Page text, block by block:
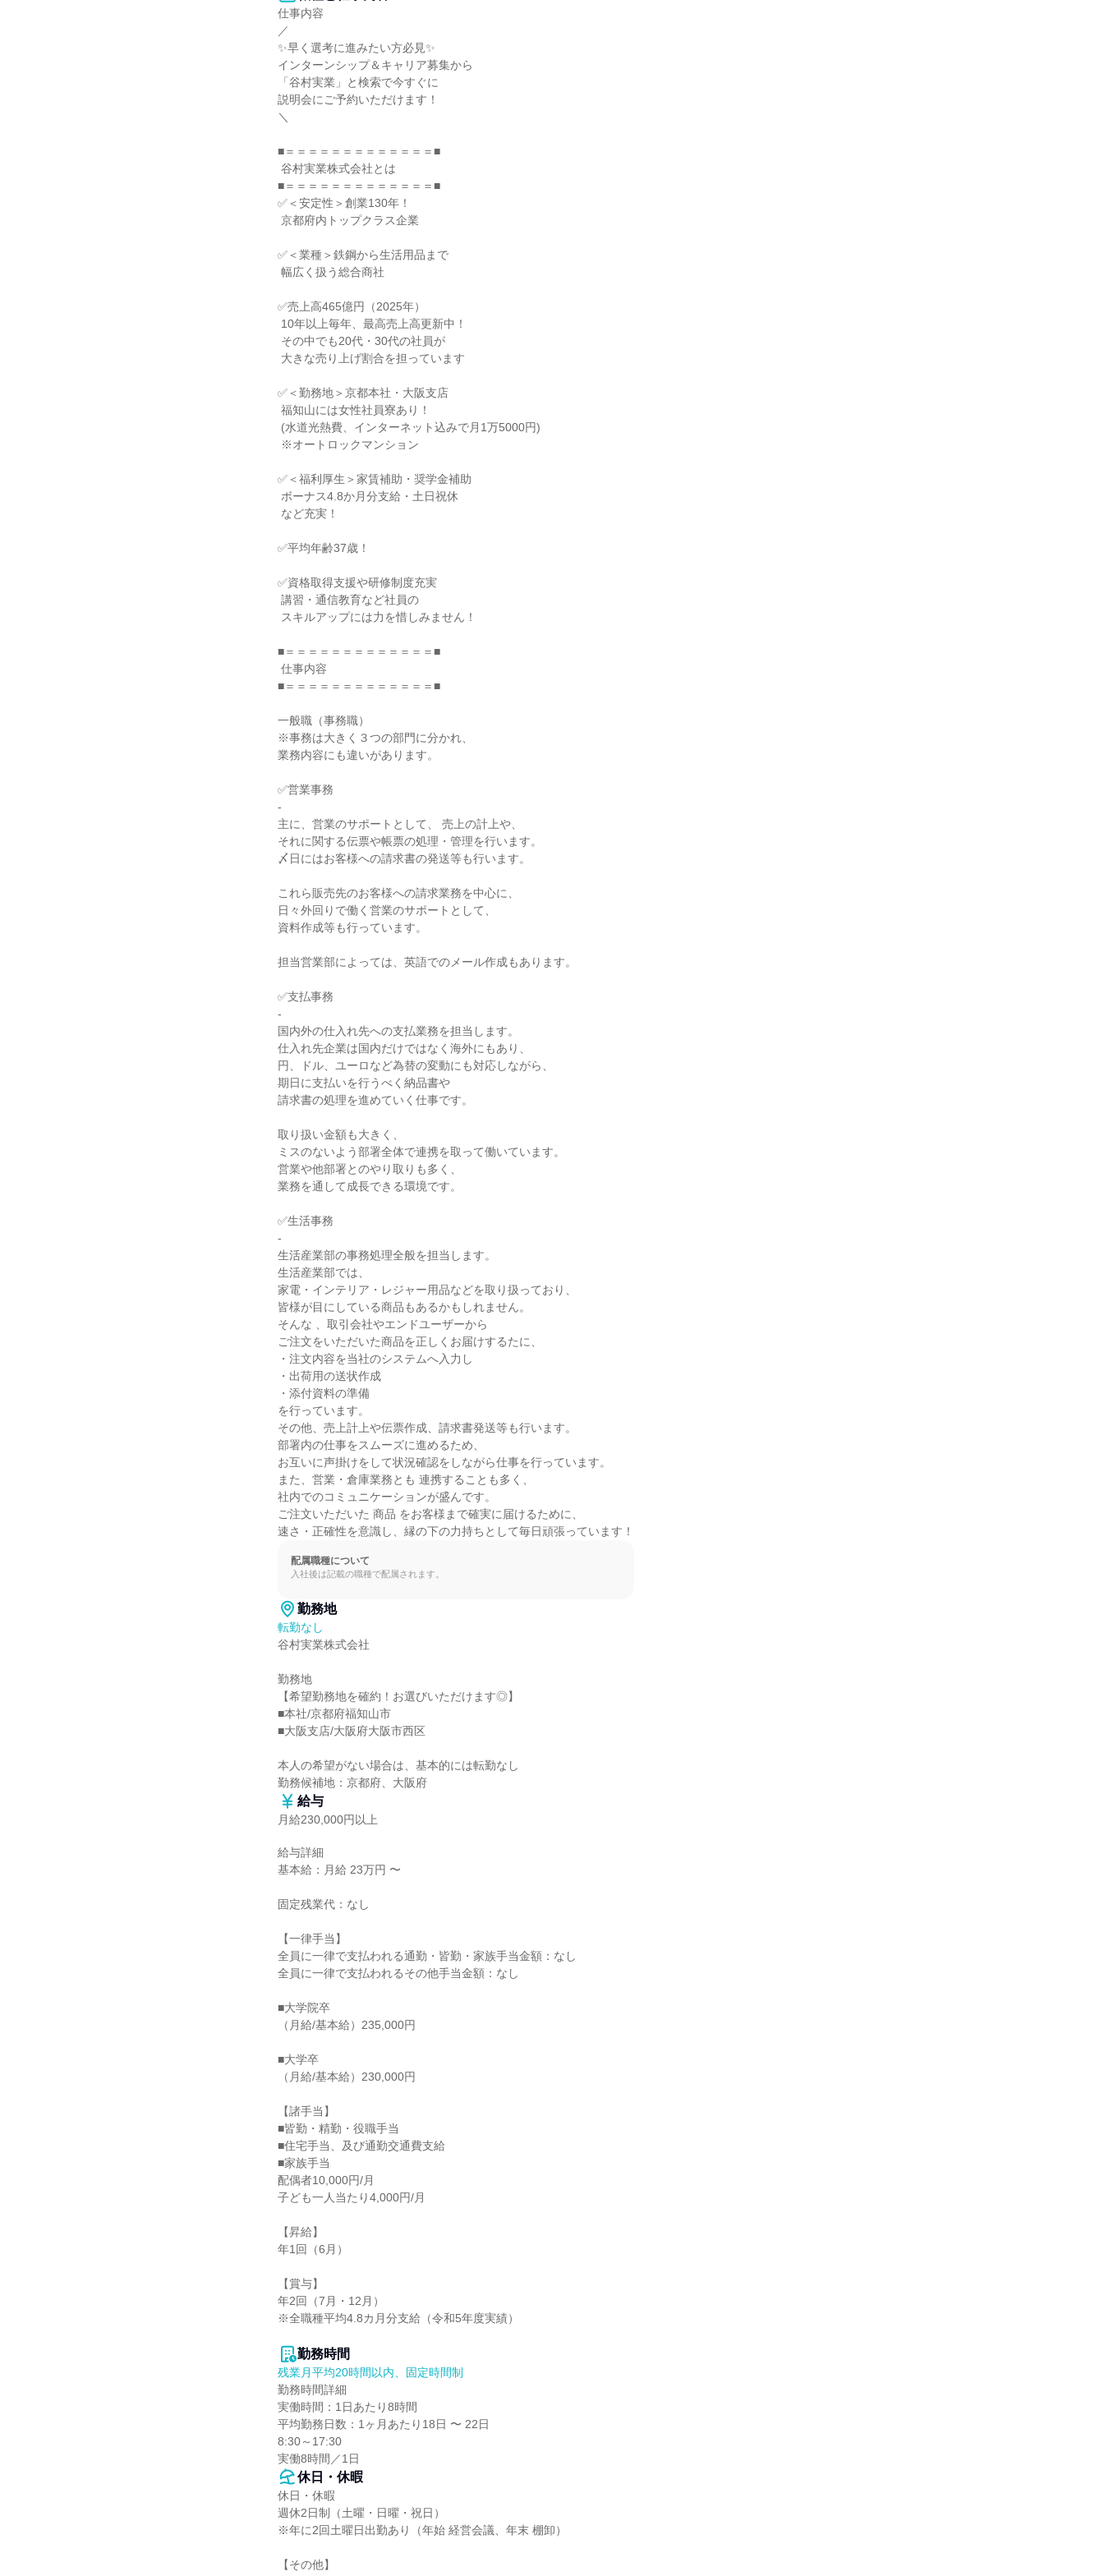
仕事内容
／
✨早く選考に進みたい方必見✨
インターンシップ＆キャリア募集から
「谷村実業」と検索で今すぐに
説明会にご予約いただけます！
＼
■＝＝＝＝＝＝＝＝＝＝＝＝＝■
■＝＝＝＝＝＝＝＝＝＝＝＝＝■
✅＜安定性＞創業130年！
✅＜業種＞鉄鋼から生活用品まで
✅売上高465億円（2025年）
✅＜勤務地＞京都本社・大阪支店
✅＜福利厚生＞家賃補助・奨学金補助
✅平均年齢37歳！
✅資格取得支援や研修制度充実
■＝＝＝＝＝＝＝＝＝＝＝＝＝■
■＝＝＝＝＝＝＝＝＝＝＝＝＝■
一般職（事務職）
※事務は大きく３つの部門に分かれ、
業務内容にも違いがあります。
✅営業事務
-
主に、営業のサポートとして、 売上の計上や、
それに関する伝票や帳票の処理・管理を行います。
〆日にはお客様への請求書の発送等も行います。
これら販売先のお客様への請求業務を中心に、
日々外回りで働く営業のサポートとして、
資料作成等も行っています。
担当営業部によっては、英語でのメール作成もあります。
✅支払事務
-
国内外の仕入れ先への支払業務を担当します。
仕入れ先企業は国内だけではなく海外にもあり、
円、ドル、ユーロなど為替の変動にも対応しながら、
期日に支払いを行うべく納品書や
請求書の処理を進めていく仕事です。
取り扱い金額も大きく、
ミスのないよう部署全体で連携を取って働いています。
営業や他部署とのやり取りも多く、
業務を通して成長できる環境です。
✅生活事務
-
生活産業部の事務処理全般を担当します。
生活産業部では、
家電・インテリア・レジャー用品などを取り扱っており、
皆様が目にしている商品もあるかもしれません。
そんな 、取引会社やエンドユーザーから
ご注文をいただいた商品を正しくお届けするたに、
・注文内容を当社のシステムへ入力し
・出荷用の送状作成
・添付資料の準備
を行っています。
その他、売上計上や伝票作成、請求書発送等も行います。
部署内の仕事をスムーズに進めるため、
お互いに声掛けをして状況確認をしながら仕事を行っています。
また、営業・倉庫業務とも 連携することも多く、
社内でのコミュニケーションが盛んです。
ご注文いただいた 商品 をお客様まで確実に届けるために、
速さ・正確性を意識し、縁の下の力持ちとして毎日頑張っています！
配属職種について
入社後は記載の職種で配属されます。
勤務地
転勤なし
谷村実業株式会社
勤務地
【希望勤務地を確約！お選びいただけます◎】
■本社/京都府福知山市
■大阪支店/大阪府大阪市西区
本人の希望がない場合は、基本的には転勤なし
勤務候補地：京都府、大阪府
給与
月給230,000円以上
給与詳細
基本給：月給 23万円 〜
固定残業代：なし
【一律手当】
全員に一律で支払われる通勤・皆勤・家族手当金額：なし
全員に一律で支払われるその他手当金額：なし
■大学院卒
（月給/基本給）235,000円
■大学卒
（月給/基本給）230,000円
【諸手当】
■皆勤・精勤・役職手当
■住宅手当、及び通勤交通費支給
■家族手当
配偶者10,000円/月
子ども一人当たり4,000円/月
【昇給】
年1回（6月）
【賞与】
年2回（7月・12月）
※全職種平均4.8カ月分支給（令和5年度実績）
勤務時間
残業月平均20時間以内、固定時間制
勤務時間詳細
実働時間：1日あたり8時間
平均勤務日数：1ヶ月あたり18日 〜 22日
8:30～17:30
実働8時間／1日
休日・休暇
休日・休暇
週休2日制（土曜・日曜・祝日）
※年に2回土曜日出勤あり（年始 経営会議、年末 棚卸）
【その他】